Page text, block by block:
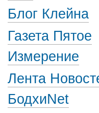
Блог Клейна
Газета Пятое
Измерение
Лента
БодхиNet